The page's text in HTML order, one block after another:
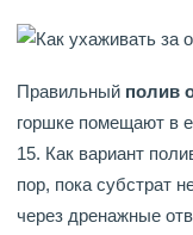
Правильный полив
горшке помещают в
15. Как вариант
пор, пока субстрат
через дренажные